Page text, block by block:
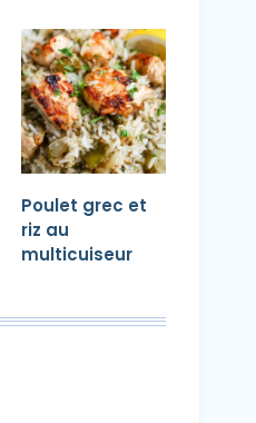
Poulet grec et
riz au
multicuiseur